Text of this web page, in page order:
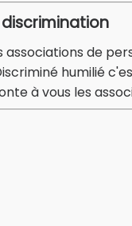
associations de
humilié
à vous les